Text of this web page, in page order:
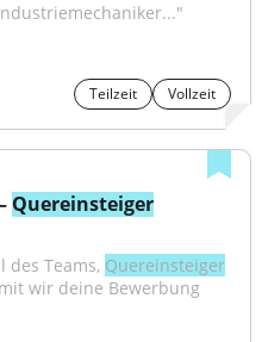
Teilzeit Vollzeit
Quereinsteiger
des Teams, Quereinsteiger
wir deine Bewerbung